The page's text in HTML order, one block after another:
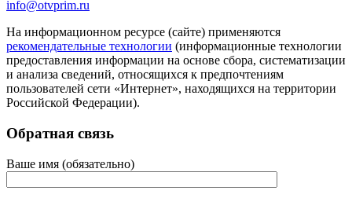
info@otvprim.ru
На информационном ресурсе (сайте) применяются
рекомендательные технологии (информационные технологии
предоставления информации на основе сбора, систематизации
и анализа сведений, относящихся к предпочтениям
пользователей сети «Интернет», находящихся на территории
Российской Федерации).
Обратная связь
Ваше имя (обязательно)